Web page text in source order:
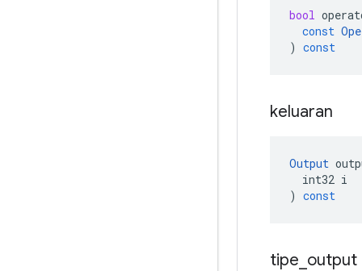
bool
const
) const
keluaran
Output
int32 i
) const
tipe output